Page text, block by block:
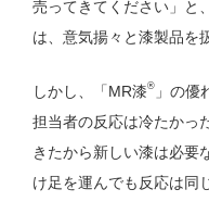
売ってきてください」と
は、意気揚々と漆製品を
しかし、「MR漆®」の優
担当者の反応は冷たかっ
きたから新しい漆は必要
け足を運んでも反応は同